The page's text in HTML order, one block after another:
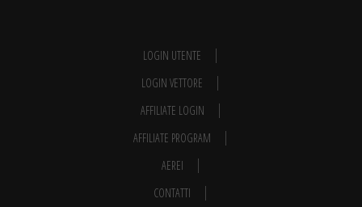
LOGIN UTENTE
LOGIN VETTORE
AFFILIATE LOGIN
AFFILIATE PROGRAM
AEREI
CONTATTI